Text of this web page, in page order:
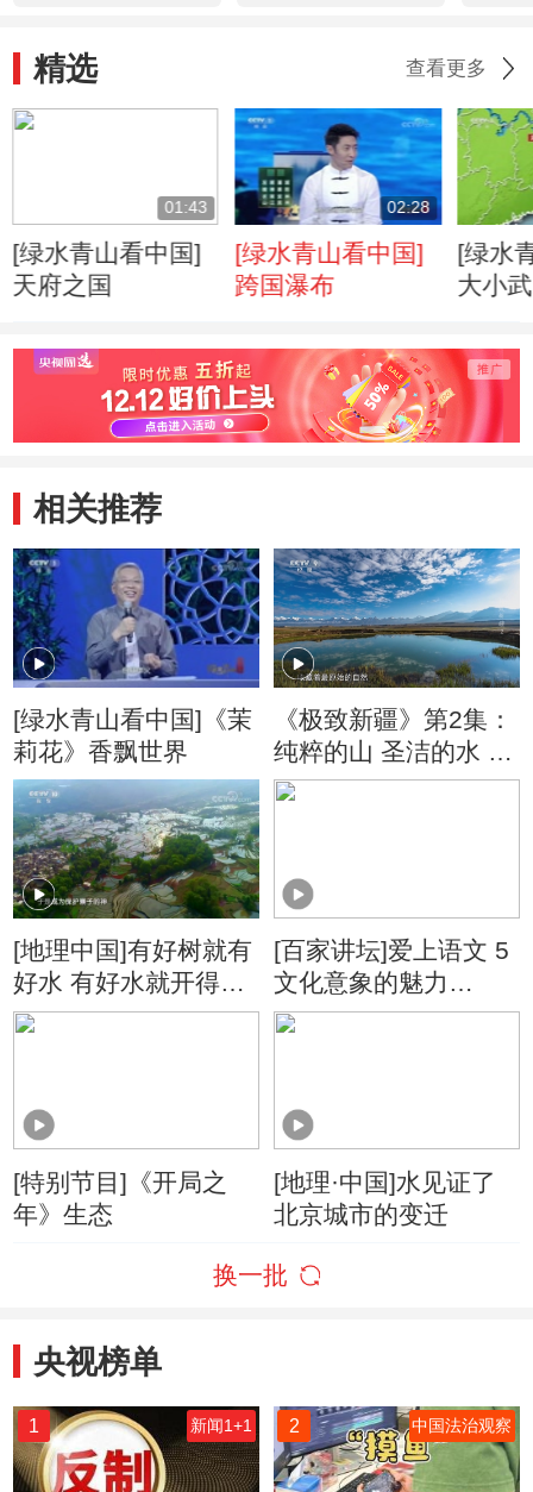
精选 查看更多
01:43
[绿水青山看中国]
天府之国
02:28
[绿水青山看中国]
跨国瀑布
[绿水
大小
相关推荐
[绿水青山看中国]《茉
莉花》香飘世界
《极致新疆》第2集：
纯粹的山 圣洁的水 养
育了最质朴的人类
[地理中国]有好树就有
好水 有好水就开得好
田
[百家讲坛]爱上语文 5
文化意象的魅力
“水”与四大民间传说
[特别节目]《开局之
年》生态
[地理·中国]水见证了
北京城市的变迁
换一批
央视榜单
1 新闻1+1 2 中国法治观察